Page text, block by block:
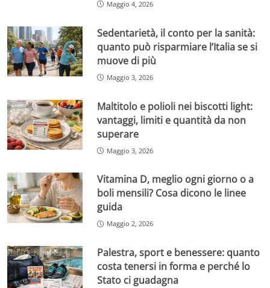
Maggio 4, 2026
Sedentarietà, il conto per la sanità:
quanto può risparmiare l’Italia se si
muove di più
Maggio 3, 2026
Maltitolo e polioli nei biscotti light:
vantaggi, limiti e quantità da non
superare
Maggio 3, 2026
Vitamina D, meglio ogni giorno o a
boli mensili? Cosa dicono le linee
guida
Maggio 2, 2026
Palestra, sport e benessere: quanto
costa tenersi in forma e perché lo
Stato ci guadagna